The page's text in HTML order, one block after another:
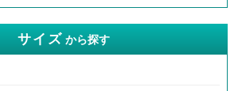
サイズ から探す